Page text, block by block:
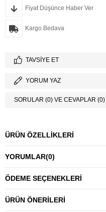
Fiyat Düşünce Haber Ver
Kargo Bedava
TAVSIYE ET
YORUM YAZ
SORULAR (0) VE CEVAPLAR (0)
ÜRÜN ÖZELLIKLERI
YORUMLAR(0)
ÖDEME SEÇENEKLERI
ÜRÜN ÖNERILERI